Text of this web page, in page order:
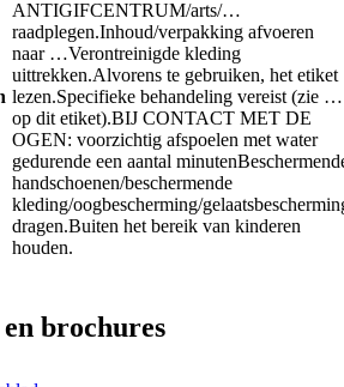
ANTIGIFCENTRUM/arts/…
raadplegen.Inhoud/verpakking afvoeren
naar …Verontreinigde kleding
uittrekken.Alvorens te gebruiken, het etiket
lezen.Specifieke behandeling vereist (zie …
op dit etiket).BIJ CONTACT MET DE
OGEN: voorzichtig afspoelen met water
gedurende een aantal minuten
handschoenen/beschermende
kleding/oogbescherming/
dragen.Buiten het bereik van kinderen
houden.
brochures